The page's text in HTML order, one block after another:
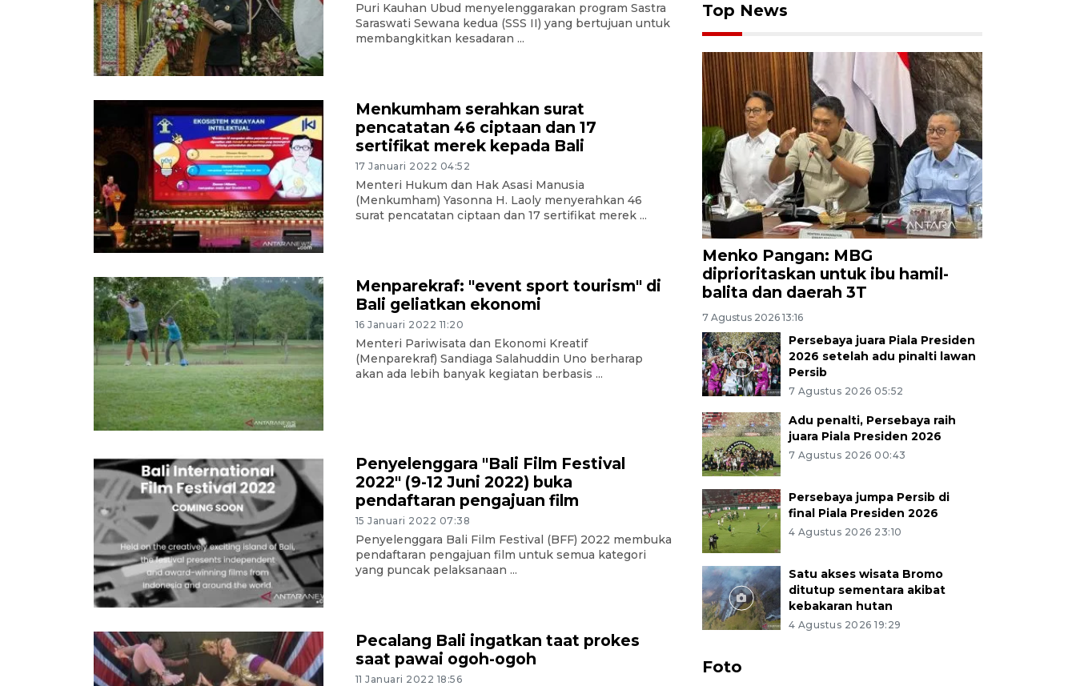
Puri Kauhan Ubud menyelenggarakan program Sastra
Saraswati Sewana kedua (SSS II) yang bertujuan untuk
membangkitkan kesadaran ...
Menkumham serahkan surat
pencatatan 46 ciptaan dan 17
sertifikat merek kepada Bali
17 Januari 2022 04:52
Menteri Hukum dan Hak Asasi Manusia
(Menkumham) Yasonna H. Laoly menyerahkan 46
surat pencatatan ciptaan dan 17 sertifikat merek ...
Menparekraf: "event sport tourism" di
Bali geliatkan ekonomi
16 Januari 2022 11:20
Menteri Pariwisata dan Ekonomi Kreatif
(Menparekraf) Sandiaga Salahuddin Uno berharap
akan ada lebih banyak kegiatan berbasis ...
Penyelenggara "Bali Film Festival
2022" (9-12 Juni 2022) buka
pendaftaran pengajuan film
15 Januari 2022 07:38
Penyelenggara Bali Film Festival (BFF) 2022 membuka
pendaftaran pengajuan film untuk semua kategori
yang puncak pelaksanaan ...
Pecalang Bali ingatkan taat prokes
saat pawai ogoh-ogoh
11 Januari 2022 18:56
Top News
Menko Pangan: MBG
diprioritaskan untuk ibu hamil-
balita dan daerah 3T
7 Agustus 2026 13:16
Persebaya juara Piala Presiden
2026 setelah adu pinalti lawan
Persib
7 Agustus 2026 05:52
Adu penalti, Persebaya raih
juara Piala Presiden 2026
7 Agustus 2026 00:43
Persebaya jumpa Persib di
final Piala Presiden 2026
4 Agustus 2026 23:10
Satu akses wisata Bromo
ditutup sementara akibat
kebakaran hutan
4 Agustus 2026 19:29
Foto